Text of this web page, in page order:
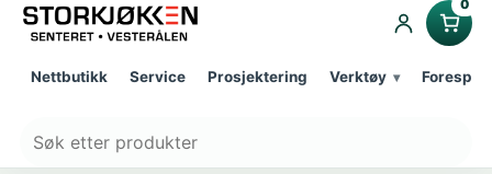
Nettbutikk Service Prosjektering Verktøy
0